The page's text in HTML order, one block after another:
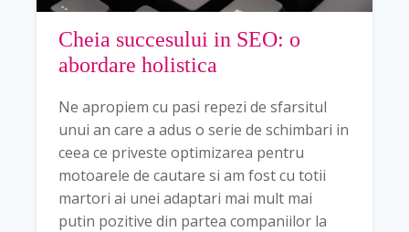
Cheia succesului in SEO: o
abordare holistica
Ne apropiem cu pasi repezi de sfarsitul
unui an care a adus o serie de schimbari in
ceea ce priveste optimizarea pentru
motoarele de cautare si am fost cu totii
martori ai unei adaptari mai mult mai
putin pozitive din partea companiilor la